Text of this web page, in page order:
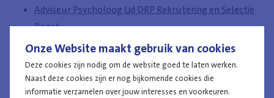
Onze Website maakt gebruik van cookies
Deze cookies zijn nodig om de website goed te laten werken.
Naast deze cookies zijn er nog bijkomende cookies die
informatie verzamelen over jouw interesses en voorkeuren.
Adviseur Psycholoog Lid DRP Rekrutering en Selectie
Ranst
Vlaams-Brabant